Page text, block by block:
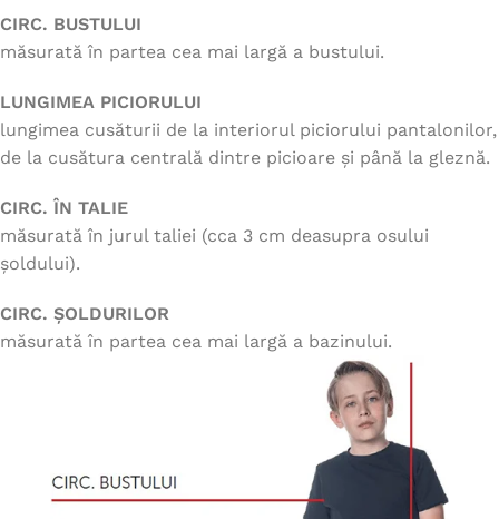
CIRC. BUSTULUI
măsurată în partea cea mai largă a bustului.
LUNGIMEA PICIORULUI
lungimea cusăturii de la interiorul piciorului pantalonilor,
de la cusătura centrală dintre picioare și până la gleznă.
CIRC. ÎN TALIE
măsurată în jurul taliei (cca 3 cm deasupra osului
șoldului).
CIRC. ȘOLDURILOR
măsurată în partea cea mai largă a bazinului.